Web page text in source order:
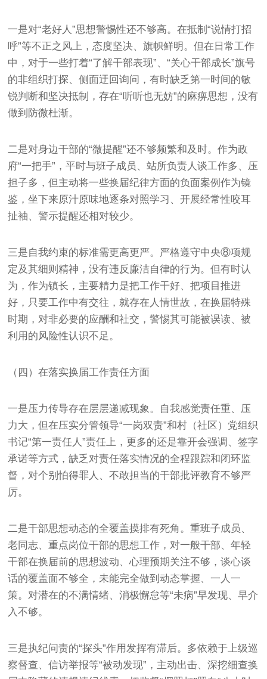
一是对“老好人”思想警惕性还不够高。在抵制“说情打招
呼”等不正之风上，态度坚决、旗帜鲜明。但在日常工作
中，对于一些打着“了解干部表现”、“关心干部成长”旗号
的非组织打探、侧面迂回询问，有时缺乏第一时间的敏
锐判断和坚决抵制，存在“听听也无妨”的麻痹思想，没有
做到防微杜渐。
二是对身边干部的“微提醒”还不够频繁和及时。作为政
府“一把手”，平时与班子成员、站所负责人谈工作多、压
担子多，但主动将一些换届纪律方面的负面案例作为镜
鉴，坐下来原汁原味地逐条对照学习、开展经常性咬耳
扯袖、警示提醒还相对较少。
三是自我约束的标准需更高更严。严格遵守中央⑧项规
定及其细则精神，没有违反廉洁自律的行为。但有时认
为，作为镇长，主要精力是把工作干好、把项目推进
好，只要工作中有交往，就存在人情世故，在换届特殊
时期，对非必要的应酬和社交，警惕其可能被误读、被
利用的风险性认识不足。
（四）在落实换届工作责任方面
一是压力传导存在层层递减现象。自我感觉责任重、压
力大，但在压实分管领导“一岗双责”和村（社区）党组织
书记“第一责任人”责任上，更多的还是靠开会强调、签字
承诺等方式，缺乏对责任落实情况的全程跟踪和闭环监
督，对个别怕得罪人、不敢担当的干部批评教育不够严
厉。
二是干部思想动态的全覆盖摸排有死角。重班子成员、
老同志、重点岗位干部的思想工作，对一般干部、年轻
干部在换届前的思想波动、心理预期关注不够，谈心谈
话的覆盖面不够全，未能完全做到动态掌握、一人一
策。对潜在的不满情绪、消极懈怠等“未病”早发现、早介
入不够。
三是执纪问责的“探头”作用发挥有滞后。多依赖于上级巡
察督查、信访举报等“被动发现”，主动出击、深挖细查换